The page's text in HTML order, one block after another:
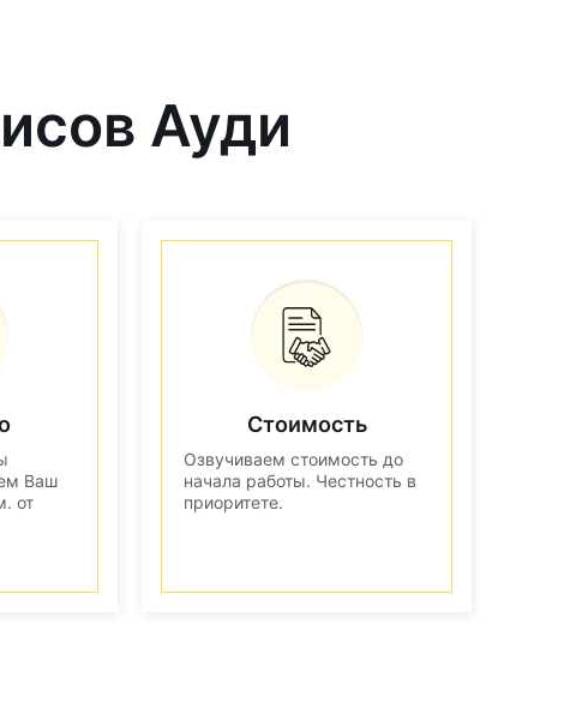
Ауди
Ваш
от
Стоимость
Озвучиваем стоимость до
начала работы. Честность в
приоритете.